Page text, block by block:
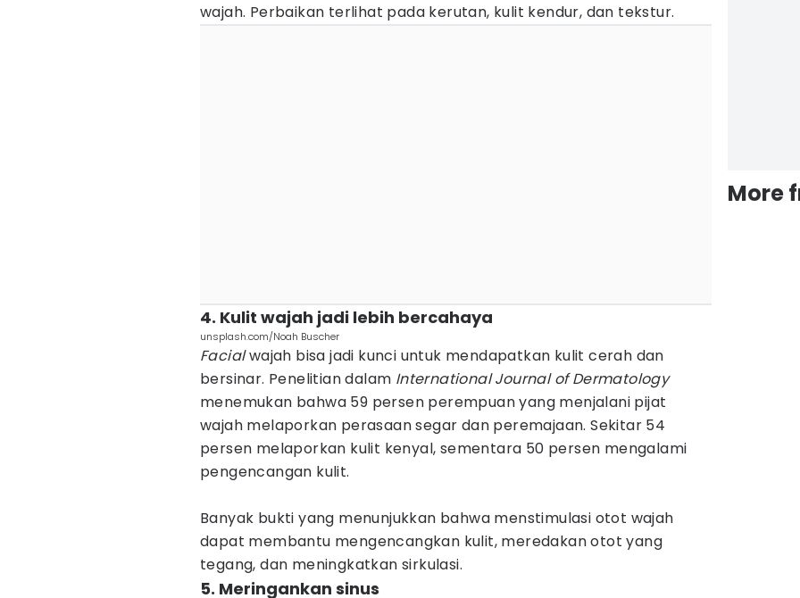
wajah. Perbaikan terlihat pada kerutan, kulit kendur, dan tekstur.
4. Kulit wajah jadi lebih bercahaya
unsplash.com/Noah Buscher
Facialwajah bisa jadi kunci untuk mendapatkan kulit cerah dan
bersinar. Penelitian dalam International Journal of Dermatology
menemukan bahwa 59 persen perempuan yang menjalani pijat
wajah melaporkan perasaan segar dan peremajaan. Sekitar 54
persen melaporkan kulit kenyal, sementara 50 persen mengalami
pengencangan kulit.
Banyak bukti yang menunjukkan bahwa menstimulasi otot wajah
dapat membantu mengencangkan kulit, meredakan otot yang
tegang, dan meningkatkan sirkulasi.
5. Meringankan sinus
More